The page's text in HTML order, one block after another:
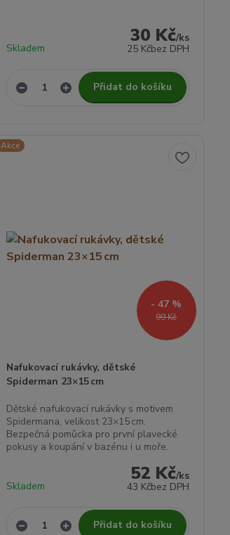
30 Kč/ks
25 Kčbez DPH
Skladem
Přidat do košíku
Akce
99 Kč
- 47 %
Nafukovací rukávky, dětské
Spiderman 23×15 cm
Dětské nafukovací rukávky s motivem
Spidermana, velikost 23×15 cm.
Bezpečná pomůcka pro první plavecké
pokusy a koupání v bazénu i u moře.
52 Kč/ks
43 Kčbez DPH
Skladem
Přidat do košíku